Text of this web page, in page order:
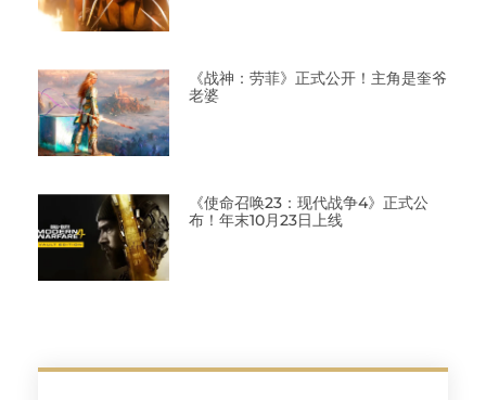
《战神：劳菲》正式公开！主角是奎爷
老婆
《使命召唤23：现代战争4》正式公
布！年末10月23日上线